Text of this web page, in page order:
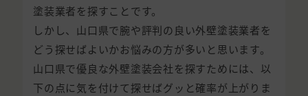
塗装業者を探すことです。
しかし、山口県で腕や評判の良い外壁塗装業者を
どう探せばよいかお悩みの方が多いと思います。
山口県で優良な外壁塗装会社を探すためには、以
下の点に気を付けて探せばグッと確率が上がりま